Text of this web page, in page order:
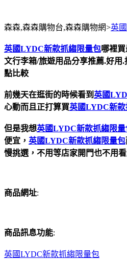
森森,森森購物台,森森購物網>英
英國LYDC新款抓縐限量包哪裡
文行李箱/旅遊用品分享推薦.好用
點比較
前幾天在逛街的時候看到 英國
心動而且正打算買英國LYDC新
但是我想英國LYDC新款抓縐限量
便宜， 英國LYDC新款抓縐限量包
慢挑選，不用等店家開門也不用
商品網址:
商品訊息功能:
英國LYDC新款抓縐限量包